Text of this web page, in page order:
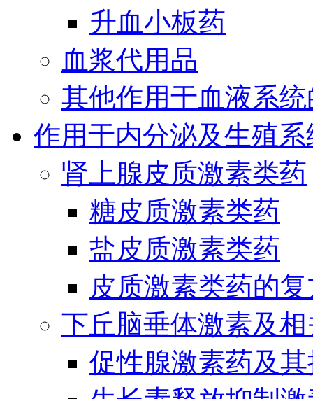
升血小板药
血浆代用品
其他作用于血液系
作用于内分泌及生殖
肾上腺皮质激素类药
糖皮质激素类药
盐皮质激素类药
皮质激素类药的
下丘脑垂体激素及
促性腺激素药及